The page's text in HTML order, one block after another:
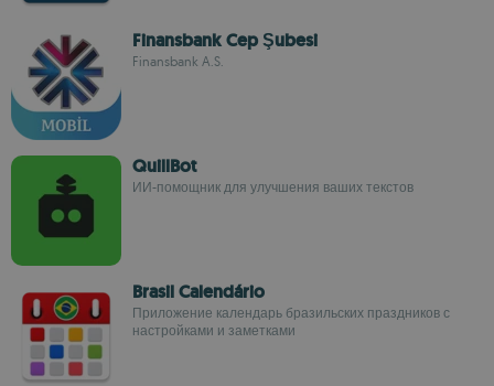
Finansbank Cep Şubesi
Finansbank A.S.
QuillBot
ИИ-помощник для улучшения ваших текстов
Brasil Calendário
Приложение календарь бразильских праздников с
настройками и заметками